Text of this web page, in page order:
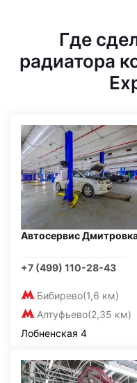
Где
радиатора
Автосервис
+7 (499) 110-28-43
Бибирево(1,6 км)
Алтуфьево(2,35 км)
Лобненская 4